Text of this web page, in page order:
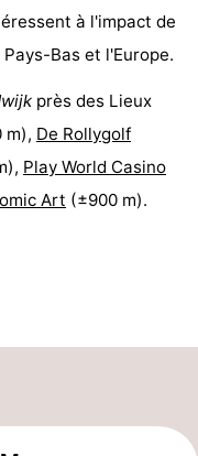
à l'impact de
Bas et l'Europe.
près des Lieux
m), De Rollygolf
Play World Casino
Art (±900 m).